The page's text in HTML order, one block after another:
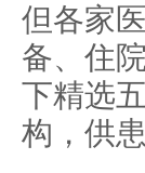
但各家
备、住
下精选
构，供